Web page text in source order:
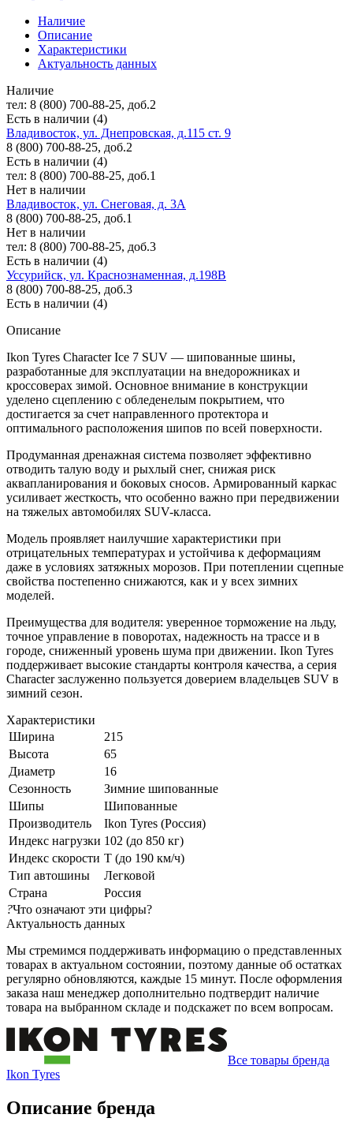
Наличие
Описание
Характеристики
Актуальность данных
Наличие
тел: 8 (800) 700-88-25, доб.2
Есть в наличии (4)
Владивосток, ул. Днепровская, д.115 ст. 9
8 (800) 700-88-25, доб.2
Есть в наличии (4)
тел: 8 (800) 700-88-25, доб.1
Нет в наличии
Владивосток, ул. Снеговая, д. 3А
8 (800) 700-88-25, доб.1
Нет в наличии
тел: 8 (800) 700-88-25, доб.3
Есть в наличии (4)
Уссурийск, ул. Краснознаменная, д.198В
8 (800) 700-88-25, доб.3
Есть в наличии (4)
Описание
Ikon Tyres Character Ice 7 SUV — шипованные шины,
разработанные для эксплуатации на внедорожниках и
кроссоверах зимой. Основное внимание в конструкции
уделено сцеплению с обледенелым покрытием, что
достигается за счет направленного протектора и
оптимального расположения шипов по всей поверхности.
Продуманная дренажная система позволяет эффективно
отводить талую воду и рыхлый снег, снижая риск
аквапланирования и боковых сносов. Армированный каркас
усиливает жесткость, что особенно важно при передвижении
на тяжелых автомобилях SUV-класса.
Модель проявляет наилучшие характеристики при
отрицательных температурах и устойчива к деформациям
даже в условиях затяжных морозов. При потеплении сцепные
свойства постепенно снижаются, как и у всех зимних
моделей.
Преимущества для водителя: уверенное торможение на льду,
точное управление в поворотах, надежность на трассе и в
городе, сниженный уровень шума при движении. Ikon Tyres
поддерживает высокие стандарты контроля качества, а серия
Character заслуженно пользуется доверием владельцев SUV в
зимний сезон.
Характеристики
Ширина
215
Высота
65
Диаметр
16
Сезонность
Зимние шипованные
Шипы
Шипованные
Производитель
Ikon Tyres (Россия)
Индекс нагрузки 102 (до 850 кг)
Индекс скорости T (до 190 км/ч)
Тип автошины
Легковой
Страна
Россия
?Что означают эти цифры?
Актуальность данных
Мы стремимся поддерживать информацию о представленных
товарах в актуальном состоянии, поэтому данные об остатках
регулярно обновляются, каждые 15 минут. После оформления
заказа наш менеджер дополнительно подтвердит наличие
товара на выбранном складе и подскажет по всем вопросам.
Все товары бренда
Ikon Tyres
Описание бренда